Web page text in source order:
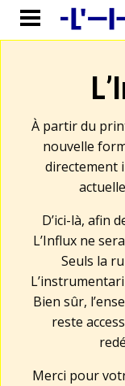
À partir du
nouvelle
directement
D’ici-là, afin
L’Influx ne
Seuls la
Bien sûr,
reste
Merci pour